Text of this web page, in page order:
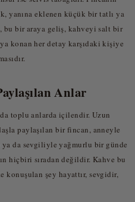
yanına eklenen küçük bir tatlı ya
bu bir araya geliş, kahveyi salt bir
konan her detay karşıdaki kişiye
Anlar
toplu anlarda içilendir. Uzun
paylaşılan bir fincan, anneyle
da sevgiliyle yağmurlu bir günde
hiçbiri sıradan değildir. Kahve bu
konuşulan şey hayattır, sevgidir,